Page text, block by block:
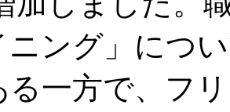
ニング」につ
る一方で、フ